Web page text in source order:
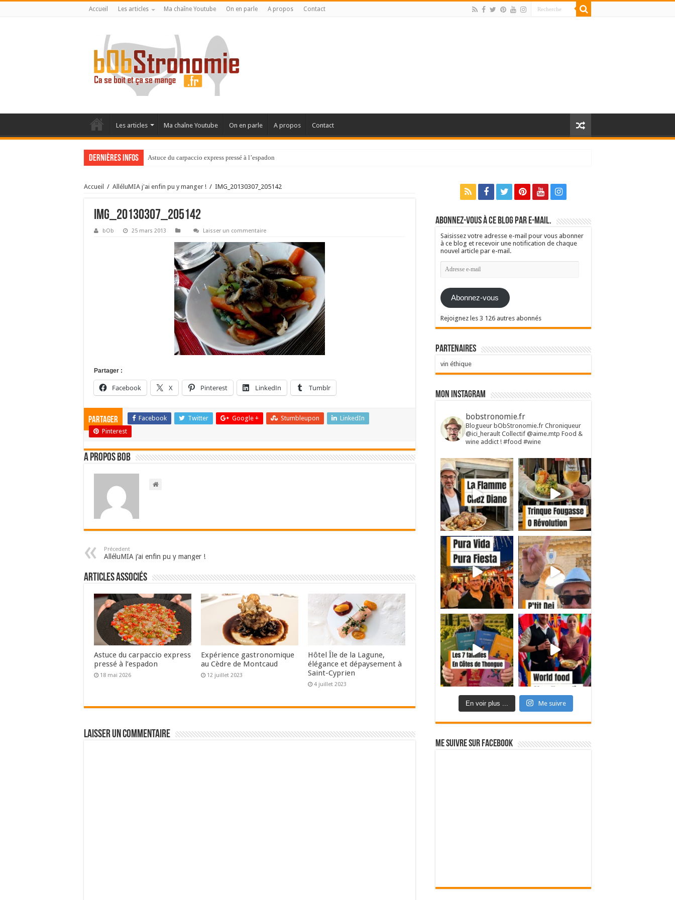
Accueil Les articles Ma chaîne Youtube On en parle A propos Contact
Les articles Ma chaîne Youtube On en parle A propos Contact
Dernières infos Astuce du carpaccio express pressé à l’espadon
Accueil / AlléluMIA j'ai enfin pu y manger ! / IMG_20130307_205142
IMG_20130307_205142
bOb 25 mars 2013 Laisser un commentaire
Partager :
Facebook X Pinterest LinkedIn Tumblr
Partager Facebook Twitter Google + Stumbleupon
LinkedIn
Pinterest
A propos bOb
Précedent
AlléluMIA j’ai enfin pu y manger !
Articles associés
Astuce du carpaccio express
pressé à l’espadon
18 mai 2026
Expérience gastronomique
au Cèdre de Montcaud
12 juillet 2023
Hôtel Île de la Lagune,
élégance et dépaysement à
Saint-Cyprien
4 juillet 2023
Laisser un commentaire
Abonnez-vous à ce blog par e-mail.
Saisissez votre adresse e-mail pour vous abonner
à ce blog et recevoir une notification de chaque
nouvel article par e-mail.
Adresse
e-
Abonnez-vous
Rejoignez les 3 126 autres abonnés
Partenaires
vin éthique
Mon Instagram
bobstronomie.fr
Blogueur bObStronomie.fr Chroniqueur
@ici_herault Collectif @aime.mtp Food &
wine addict ! #food #wine
En voir plus ... Me suivre
Me suivre sur Facebook